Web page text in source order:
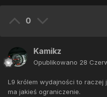
0
Kamikz
Opublikowano 28
L9 królem wydajności to
ma jakieś ograniczenie.